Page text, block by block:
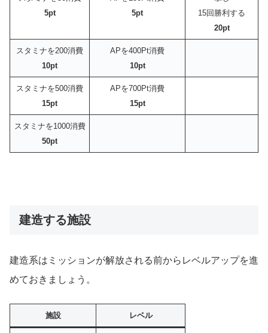
5pt
5pt
15回勝利する
20pt
スタミナを200消費
10pt
APを400Pt消費
10pt
スタミナを500消費
15pt
APを700Pt消費
15pt
スタミナを1000消費
50pt
建造する施設
建造系はミッションが解放される前からレベルアップを進
めておきましょう。
施設 レベル